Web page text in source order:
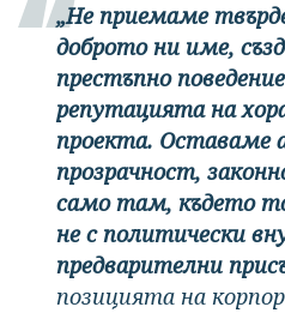
„Не приемаме
доброто ни име,
престъпно
репутацията на
проекта. Оставаме
прозрачност,
само там, където
не с политически
предварителни
позицията на